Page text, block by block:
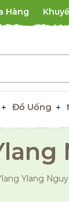
Hàng
Đồ Uống
Ylang